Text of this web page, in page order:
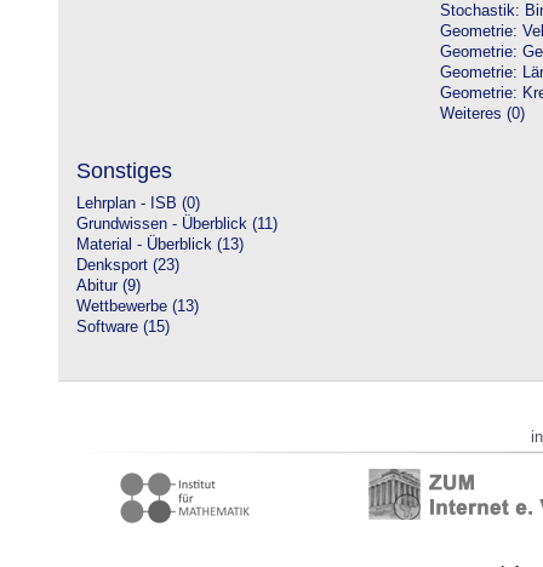
Stochastik:
Geometrie:
Geometrie:
Geometrie:
Geometrie:
Weiteres (0)
Sonstiges
Lehrplan - ISB (0)
Grundwissen - Überblick (11)
Material - Überblick (13)
Denksport (23)
Abitur (9)
Wettbewerbe (13)
Software (15)